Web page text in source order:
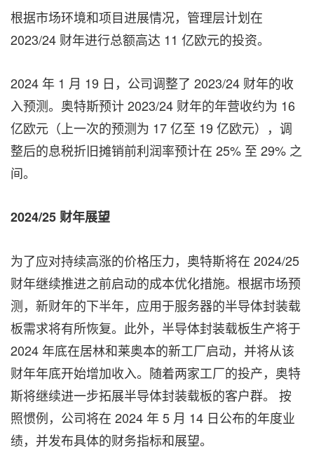
根据市场环境和项目进展情况，管理层计划在
2023/24 财年进行总额高达 11 亿欧元的投资。
2024 年 1 月 19 日，公司调整了 2023/24 财年的收
入预测。奥特斯预计 2023/24 财年的年营收约为 16
亿欧元（上一次的预测为 17 亿至 19 亿欧元），调
整后的息税折旧摊销前利润率预计在 25% 至 29% 之
间。
2024/25财年展望
为了应对持续高涨的价格压力，奥特斯将在 2024/25
财年继续推进之前启动的成本优化措施。根据市场预
测，新财年的下半年，应用于服务器的半导体封装载
板需求将有所恢复。此外，半导体封装载板生产将于
2024 年底在居林和莱奥本的新工厂启动，并将从该
财年年底开始增加收入。随着两家工厂的投产，奥特
斯将继续进一步拓展半导体封装载板的客户群。 按
照惯例，公司将在 2024 年 5 月 14 日公布的年度业
绩，并发布具体的财务指标和展望。